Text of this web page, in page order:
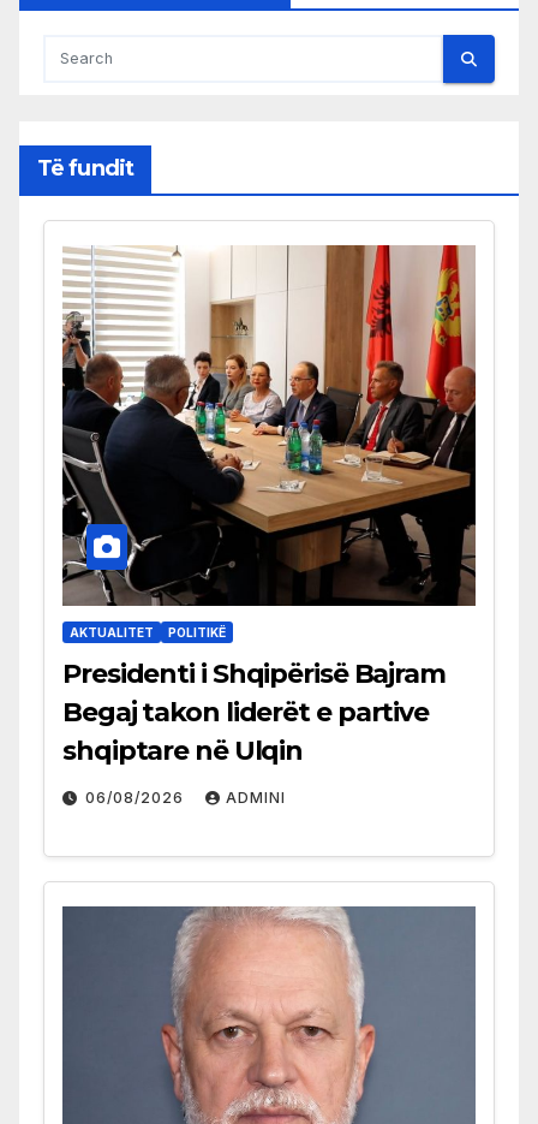
Të fundit
AKTUALITET POLITIKË
Presidenti i Shqipërisë Bajram
Begaj takon liderët e partive
shqiptare në Ulqin
06/08/2026 ADMINI